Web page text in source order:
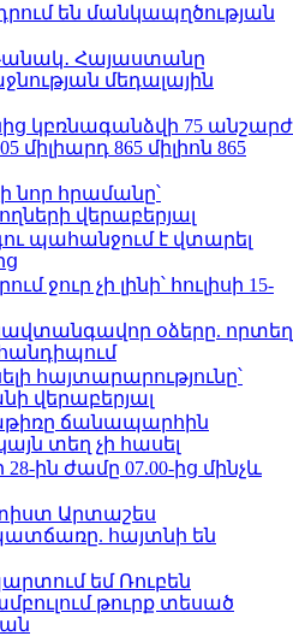
են մանկապղծության
Հայաստանը
մեդալային
կբռնագանձվի 75 անշարժ
միլիարդ 865 միլիոն 865
նոր հրամանը՝
վերաբերյալ
պահանջում է վտարել
ջուր չի լինի՝ հուլիսի 15-
օձերը. որտեղ
հայտարարությունը՝
վերաբերյալ
ճանապարհին
տեղ չի հասել
28-ին ժամը 07.00-ից մինչև
Արտաշես
հայտնի են
եմ Ռուբեն
թուրք տեսած